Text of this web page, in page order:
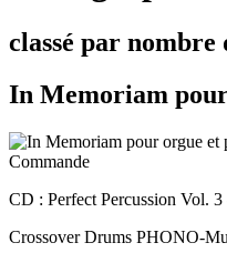
classé par nombre
In Memoriam
Commande
CD : Perfect Percussion Vol. 3
Crossover Drums PHONO-